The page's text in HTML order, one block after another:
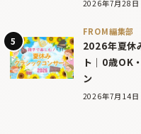
2026年7月28日
FROM編集部
2026年夏休
ト｜0歳OK
ン
2026年7月14日